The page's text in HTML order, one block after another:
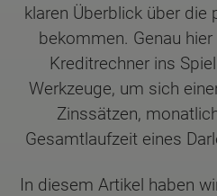
klaren Überblick über die
bekommen. Genau
Kreditrechner ins
Werkzeuge, um sich
Zinssätzen,
Gesamtlaufzeit eines
In diesem Artikel haben